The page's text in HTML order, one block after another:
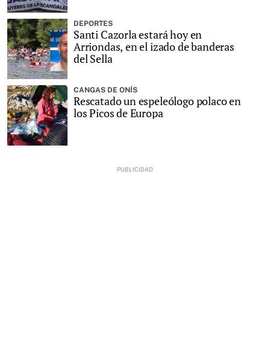
DEPORTES
Santi Cazorla estará hoy en
Arriondas, en el izado de banderas
del Sella
CANGAS DE ONÍS
Rescatado un espeleólogo polaco en
los Picos de Europa